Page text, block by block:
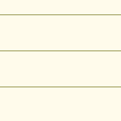
調となって